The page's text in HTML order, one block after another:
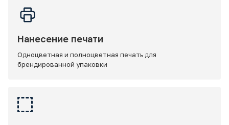
Нанесение печати
Одноцветная и полноцветная печать для
брендированной упаковки